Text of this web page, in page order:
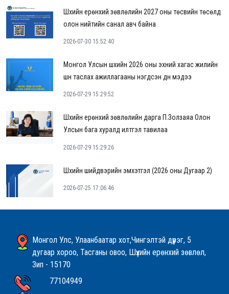
Шүүхийн ерөнхий зөвлөлийн 2027 оны төсвийн төсөлд
олон нийтийн санал авч байна
2026-07-30 15:52:40
Монгол Улсын шүүхийн 2026 оны эхний хагас жилийн
шүүн таслах ажиллагааны нэгдсэн дүн мэдээ
2026-07-29 15:29:52
Шүүхийн ерөнхий зөвлөлийн дарга П.Золзаяа Олон
Улсын бага хуралд илтгэл тавилаа
2026-07-29 15:29:26
Шүүхийн шийдвэрийн эмхэтгэл (2026 оны Дугаар 2)
2026-07-25 17:06:46
Монгол Улс, Улаанбаатар хот,Чингэлтэй дүүрэг, 5
дугаар хороо, Тасганы овоо, Шүүхийн ерөнхий зөвлөл,
Зип - 15170
77104949